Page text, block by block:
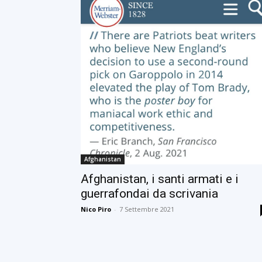
Afghanistan
Afghanistan, i santi armati e i
guerrafondai da scrivania
Nico Piro - 7 Settembre 2021